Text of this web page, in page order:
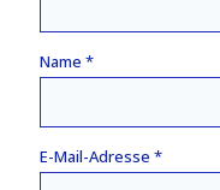
Name *
E-Mail-Adresse *